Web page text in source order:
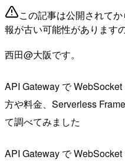
この記事は公開されて
報が古い可能性があります
西田@大阪です。
API Gateway で
方や料金、Serverless
て調べてみました
API Gateway で